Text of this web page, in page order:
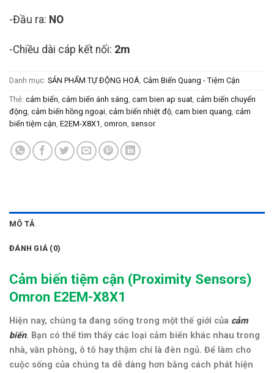
-Đầu ra: NO
-Chiều dài cáp kết nối: 2m
Danh mục: SẢN PHẨM TỰ ĐỘNG HOÁ Cảm Biến Quang - Tiệm Cận
Thẻ: cảm biến cảm biến ánh sáng cam bien ap suat cảm biến chuyển
động cảm biến hồng ngoại cảm biến nhiệt độ cam bien quang cảm
biến tiệm cận E2EM-X8X1 omron sensor
MÔ TẢ
ĐÁNH GIÁ (0)
Cảm biến tiệm cận (Proximity Sensors)
Omron E2EM-X8X1
Hiện nay, chúng ta đang sống trong một thế giới của cảm
biến. Bạn có thể tìm thấy các loại cảm biến khác nhau trong
nhà, văn phòng, ô tô hay thậm chí là đèn ngủ. Để làm cho
cuộc sống của chúng ta dễ dàng hơn bằng cách phát hiện